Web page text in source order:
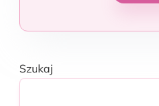
Szukaj